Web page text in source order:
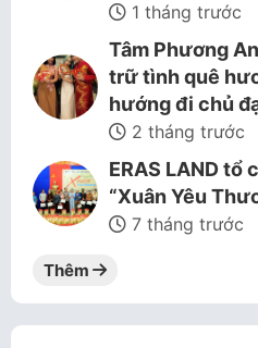
1 tháng trước
Tâm Phương
trữ tình quê
hướng đi chủ
2 tháng trước
ERAS LAND
“Xuân Yêu
7 tháng trước
Thêm